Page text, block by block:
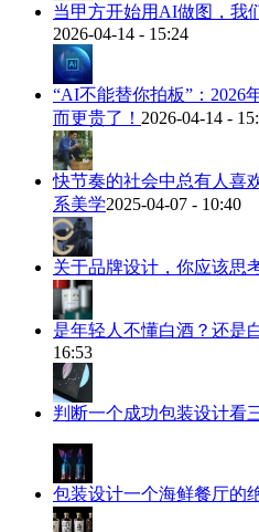
当甲方开始用AI做图，我
2026-04-14 - 15:24
“AI不能替你拍板”：2026
而更贵了！ 2026-04-14 -
快节奏的社会中总有人喜
系美学2025-04-07 - 10:40
关于品牌设计，你应该思
是年轻人不懂白酒？还是
16:53
判断一个成功包装设计看
包装设计一个海鲜餐厅的